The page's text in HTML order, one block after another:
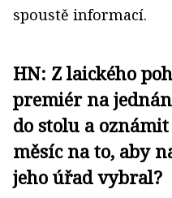
spoustě informací.
HN: Z laického
premiér na
do stolu a
měsíc na to, aby
jeho úřad vybral?